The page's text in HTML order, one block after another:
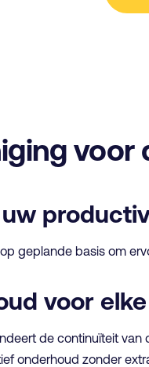
geplande basis om
voor
de continuïteit
onderhoud zonder